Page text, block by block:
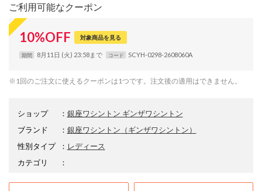
ご利用可能なクーポン
10%OFF 対象商品を見る
期間 8月11日 (火) 23:58まで コード SCYH-0298-2608060A
※1回のご注文に使えるクーポンは1つです。注文後の適用はできません。
ショップ ： 銀座ワシントン ギンザワシントン
ブランド
： 銀座ワシントン （ギンザワシントン）
性別タイプ
： レディース
カテゴリ
：